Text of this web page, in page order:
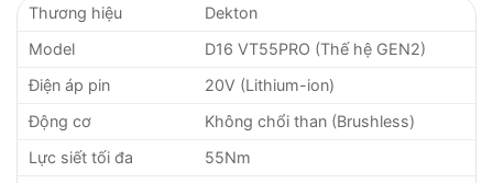
Thương hiệu
Dekton
Model
D16 VT55PRO (Thế hệ GEN2)
Điện áp pin
20V (Lithium-ion)
Động cơ
Không chổi than (Brushless)
Lực siết tối đa
55Nm